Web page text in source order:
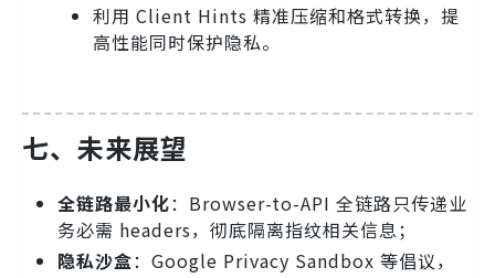
利用 Client Hints 精准压缩和格式转换，提
高性能同时保护隐私。
七、未来展望
全链路最小化：Browser-to-API 全链路只传递业
务必需 headers，彻底隔离指纹相关信息；
隐私沙盒：Google Privacy Sandbox 等倡议，